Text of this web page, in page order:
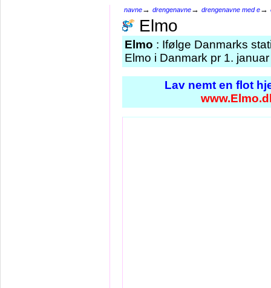
navne→ drengenavne→ drengenavne med e→
Elmo
Elmo : Ifølge Danmarks
Elmo i Danmark pr 1.
Lav nemt en flot